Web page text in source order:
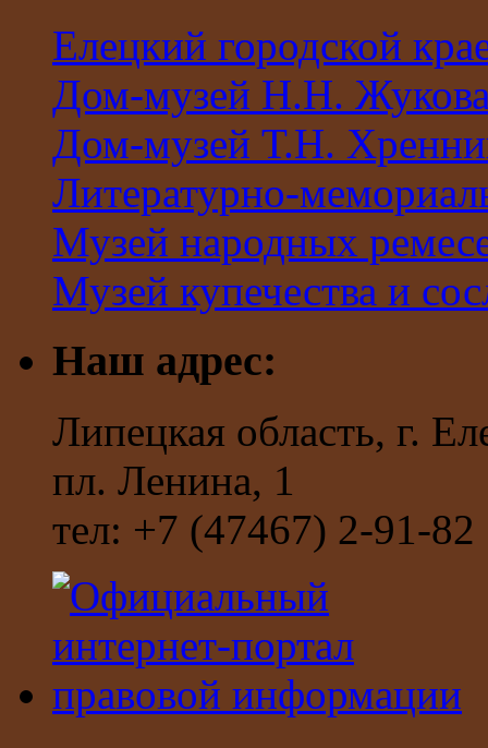
Елецкий городской
Дом-музей Н.Н.
Дом-музей Т.Н.
Литературно-
Музей народных
Музей купечества и
Наш адрес:
Липецкая область, г.
пл. Ленина, 1
тел: +7 (47467) 2-91-82